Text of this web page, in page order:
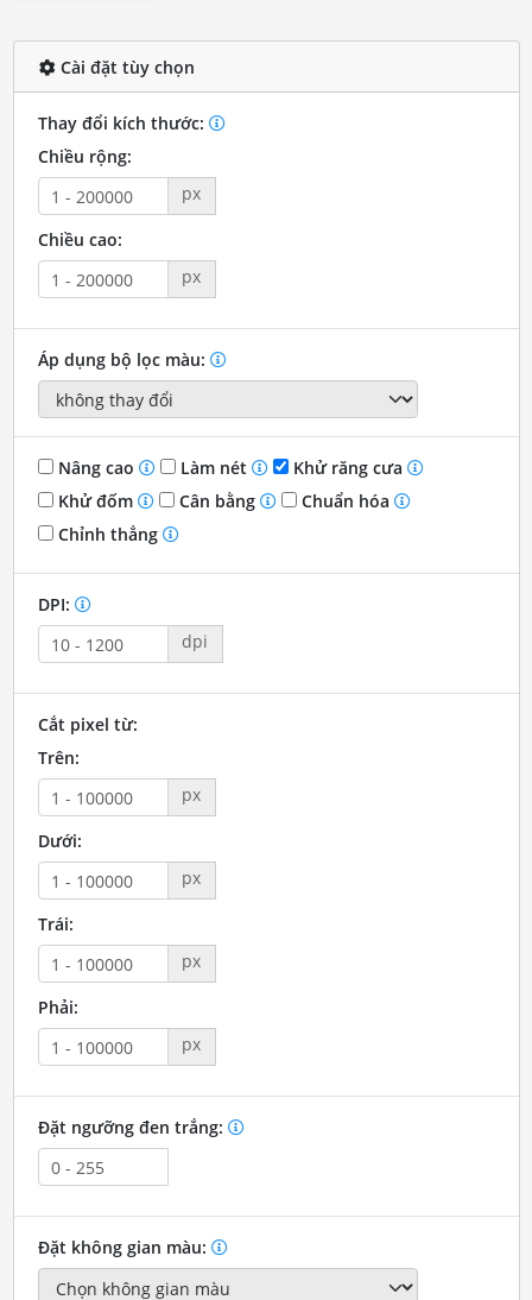
Cài đặt tùy chọn
Thay đổi kích thước:
Chiều rộng:
px
Chiều cao:
px
Áp dụng bộ lọc màu:
Nâng cao Làm nét
Khử răng cưa
Khử đốm
Cân bằng
Chuẩn hóa
Chỉnh thẳng
DPI:
dpi
Cắt pixel từ:
Trên:
px
Dưới:
px
Trái:
px
Phải:
px
Đặt ngưỡng đen trắng:
Đặt không gian màu: